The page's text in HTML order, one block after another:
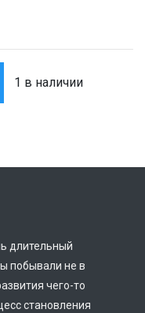
1 в наличии
длительный
побывали не в
чего-то
становления